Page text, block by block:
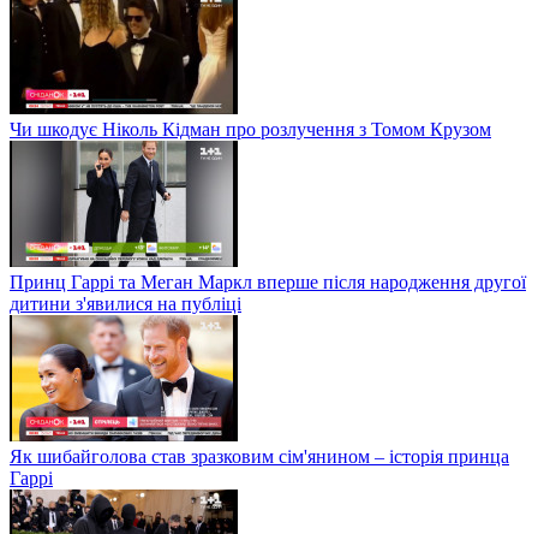
Чи шкодує Ніколь Кідман про розлучення з Томом Крузом
Принц Гаррі та Меган Маркл вперше після народження другої
дитини з'явилися на публіці
Як шибайголова став зразковим сім'янином – історія принца
Гаррі